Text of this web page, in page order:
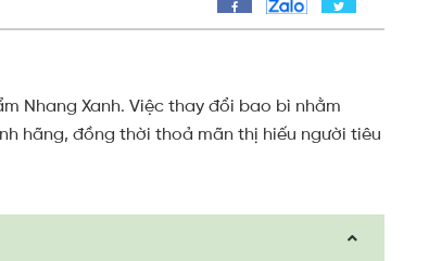
Nhang Xanh. Việc thay đổi bao bì nhằm
hãng, đồng thời thoả mãn thị hiếu người tiêu